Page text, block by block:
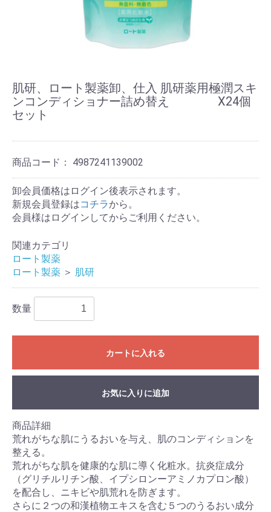
肌研、ロート製薬卸、仕入 肌研薬用極潤スキ
ンコンディショナー詰め替え X24個
セット
商品コード： 4987241139002
卸会員価格はログイン後表示されます。
新規会員登録はコチラから。
会員様はログインしてからご利用ください。
関連カテゴリ
ロート製薬
ロート製薬 ＞ 肌研
数量
カートに入れる
お気に入りに追加
商品詳細
荒れがちな肌にうるおいを与え、肌のコンディションを
整える。
荒れがちな肌を健康的な肌に導く化粧水。抗炎症成分
（グリチルリチン酸、イプシロンーアミノカプロン酸）
を配合し、ニキビや肌荒れを防ぎます。
さらに２つの和漢植物エキスを含む５つのうるおい成分